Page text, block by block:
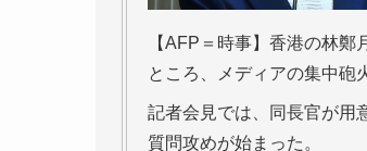
【AFP＝時事】香港の林
ところ、メディアの集中砲
記者会見では、同長官が用
質問攻めが始まった。